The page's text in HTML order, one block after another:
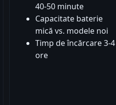
40-50 minute
Capacitate baterie
mică vs. modele noi
Timp de încărcare 3-4
ore